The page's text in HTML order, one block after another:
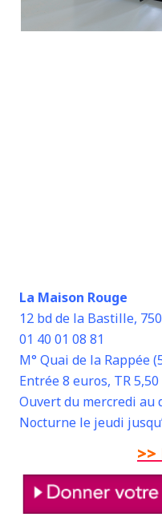
La Maison Rouge
12 bd de la Bastille,
01 40 01 08 81
M° Quai de la Rappée
Entrée 8 euros, TR
Ouvert du mercredi au
Nocturne le jeudi